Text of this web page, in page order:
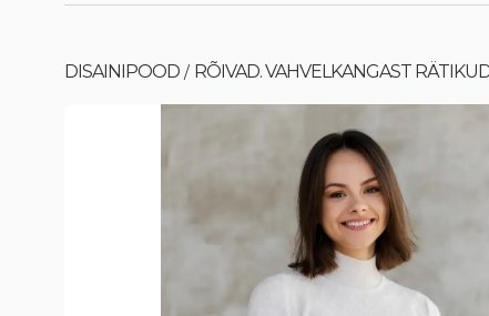
DISAINIPOOD / RÕIVAD. VAHVELKANGAST